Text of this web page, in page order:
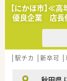
【にかほ市】≪
優良企業 店長
駅チカ 新卒可